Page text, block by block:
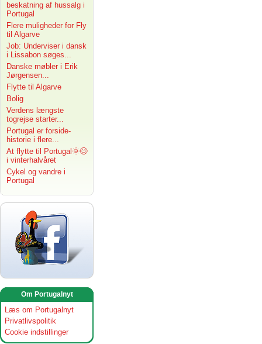
beskatning af hussalg i
Portugal
Flere muligheder for Fly
til Algarve
Job: Underviser i dansk
i Lissabon søges...
Danske møbler i Erik
Jørgensen...
Flytte til Algarve
Bolig
Verdens længste
togrejse starter...
Portugal er forside-
historie i flere...
At flytte til Portugal🌞😊
i vinterhalvåret
Cykel og vandre i
Portugal
Om Portugalnyt
Læs om Portugalnyt
Privatlivspolitik
Cookie indstillinger